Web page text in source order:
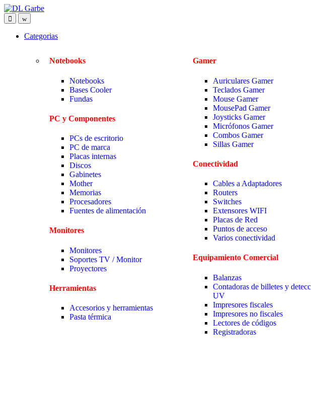
Categorias
Notebooks
Notebooks
Bases Cooler
Fundas
PC y Componentes
PCs de escritorio
PC de marca
Placas internas
Discos
Gabinetes
Mother
Memorias
Procesadores
Fuentes de alimentación
Monitores
Monitores
Soportes TV / Monitor
Proyectores
Herramientas
Accesorios y herramientas
Pasta térmica
Gamer
Auriculares Gamer
Teclados Gamer
Mouse Gamer
MousePad Gamer
Joysticks Gamer
Micrófonos Gamer
Combos Gamer
Sillas Gamer
Conectividad
Cables a Adaptadores
Routers
Switches
Extensores WIFI
Placas de Red
Puntos de acceso
Varios conectividad
Equipamiento Comercial
Balanzas
Contadoras de billetes y
UV
Impresores fiscales
Impresores no fiscales
Lectores de códigos
Registradoras